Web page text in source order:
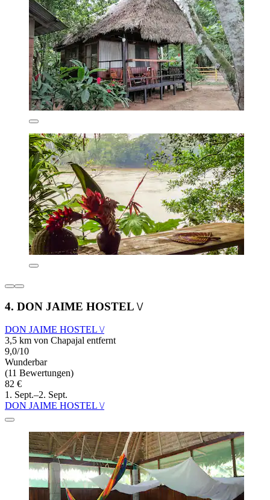
4. DON JAIME HOSTEL \/
DON JAIME HOSTEL \/
3,5 km von Chapajal entfernt
9,0/10
Wunderbar
(11 Bewertungen)
82 €
1. Sept.–2. Sept.
DON JAIME HOSTEL \/